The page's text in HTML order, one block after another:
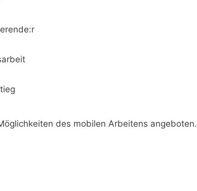
des mobilen Arbeitens angeboten.